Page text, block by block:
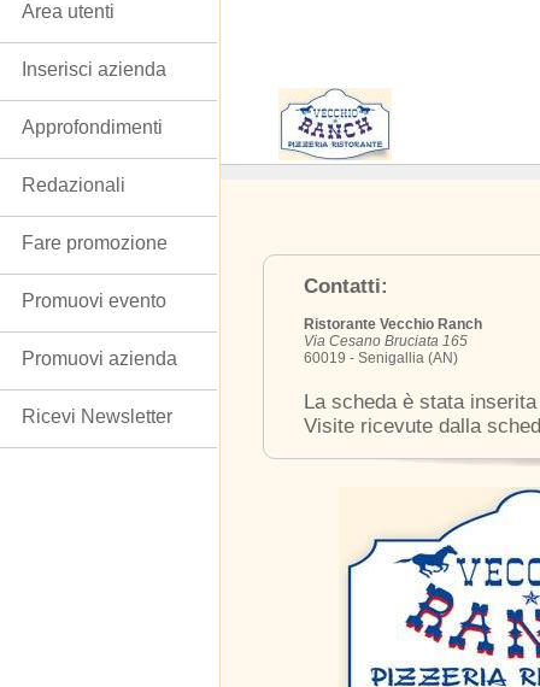
Contatti:
Ristorante Vecchio Ranch
Via Cesano Bruciata 165
60019 - Senigallia (AN)
La scheda è stata
Visite ricevute dalla
Area utenti
Inserisci azienda
Approfondimenti
Redazionali
Fare promozione
Promuovi evento
Promuovi azienda
Ricevi Newsletter